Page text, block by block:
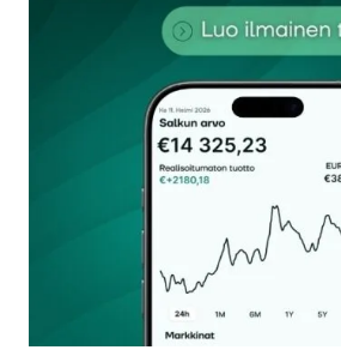
Sähköpostiosoitettasi ei julkaista.
kentät on merkitty*
Kommentti*
Nimesi tai nimimerkkisi
Sähköpostiosoitteesi